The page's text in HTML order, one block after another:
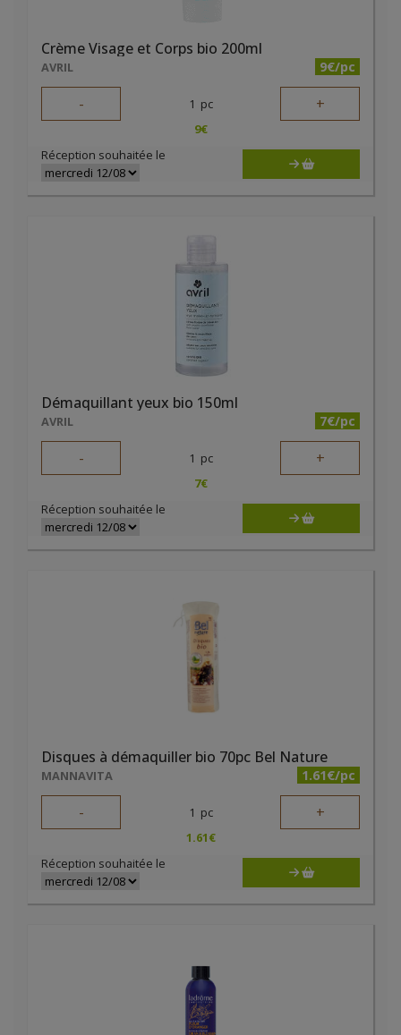
Crème Visage et Corps bio 200ml
AVRIL 9€/pc
- 1 pc +
9€
Réception souhaitée le
Démaquillant yeux bio 150ml
AVRIL 7€/pc
- 1 pc +
7€
Réception souhaitée le
Disques à démaquiller bio 70pc Bel Nature
MANNAVITA 1.61€/pc
- 1 pc +
1.61€
Réception souhaitée le